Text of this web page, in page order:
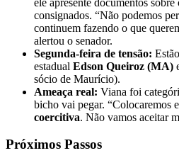
consignados. “Não podemos
continuem fazendo o que
alertou o senador.
Segunda-feira de tensão:
estadual Edson Queiroz (MA)
sócio de Maurício).
Ameaça real: Viana foi
bicho vai pegar. “Colocaremos
coercitiva. Não vamos aceitar
Próximos Passos